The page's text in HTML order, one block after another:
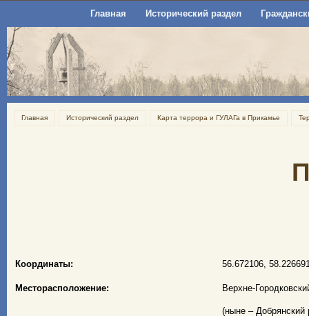
Главная Исторический раздел
Главная Исторический раздел Карта террора и ГУЛАГа в Прикамье
Координаты: 56.672106,
Месторасположение: Верхне-
(ныне – Добрянский